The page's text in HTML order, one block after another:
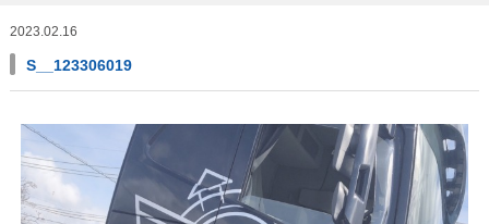
2023.02.16
S__123306019